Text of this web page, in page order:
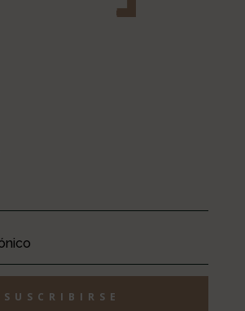
SUSCRIBIRSE